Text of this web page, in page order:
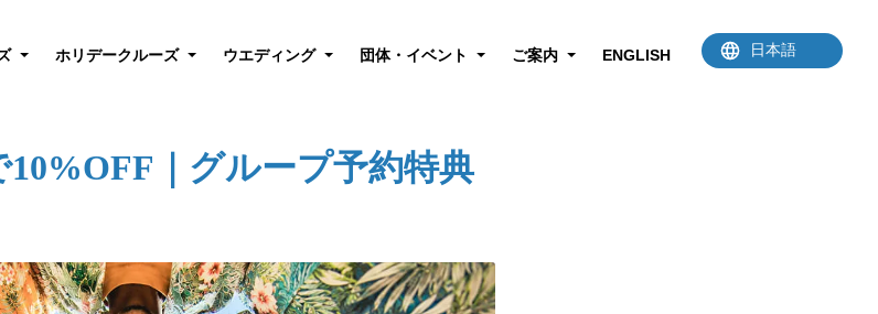
ホリデークルーズ ウエディング 団体・イベント ご案内 ENGLISH
10%OFF｜グループ予約特典